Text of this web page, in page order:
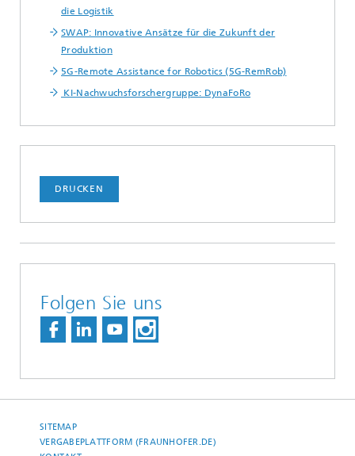
die Logistik
SWAP: Innovative Ansätze für die Zukunft der
Produktion
5G-Remote Assistance for Robotics (5G-RemRob)
KI-Nachwuchsforschergruppe: DynaFoRo
DRUCKEN
Folgen Sie uns
SITEMAP
VERGABEPLATTFORM (FRAUNHOFER.DE)